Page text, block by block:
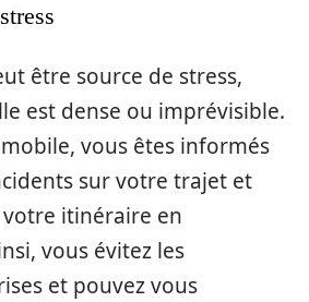
être source de stress,
est dense ou imprévisible.
vous êtes informés
sur votre trajet et
itinéraire en
vous évitez les
et pouvez vous